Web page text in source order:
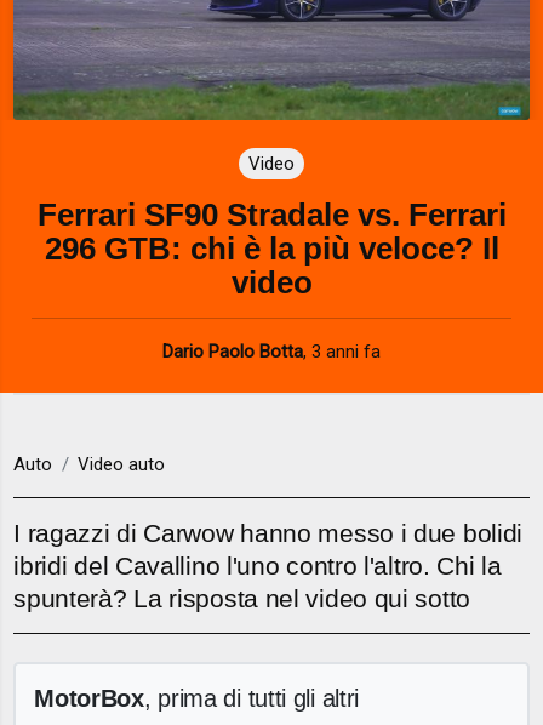
Video
Ferrari SF90 Stradale vs. Ferrari
296 GTB: chi è la più veloce? Il
video
Dario Paolo Botta, 3 anni fa
Auto Video auto
I ragazzi di Carwow hanno messo i due bolidi
ibridi del Cavallino l'uno contro l'altro. Chi la
spunterà? La risposta nel video qui sotto
MotorBox, prima di tutti gli altri